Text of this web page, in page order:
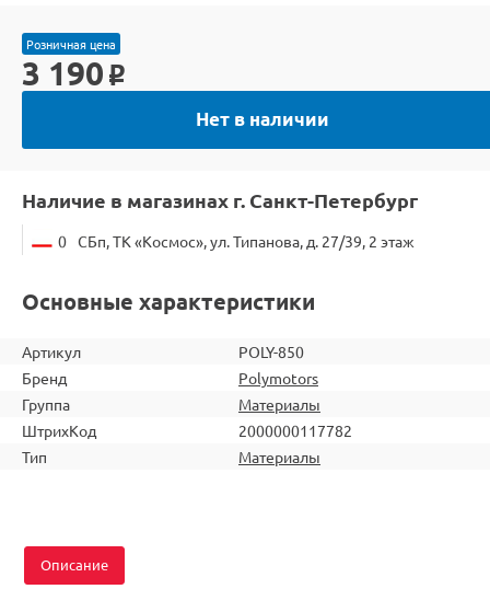
Розничная цена
3 190 o
Нет в наличии
Наличие в магазинах г. Санкт-Петербург
0 СБп, ТК «Космос», ул. Типанова, д. 27/39, 2 этаж
Основные характеристики
Артикул
POLY-850
Бренд
Polymotors
Группа
Материалы
ШтрихКод
2000000117782
Тип
Материалы
Описание